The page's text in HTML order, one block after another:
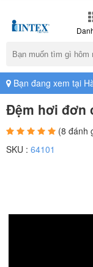
Bạn đang xem tại
Đệm hơi đơn
(8 đánh
SKU : 64101